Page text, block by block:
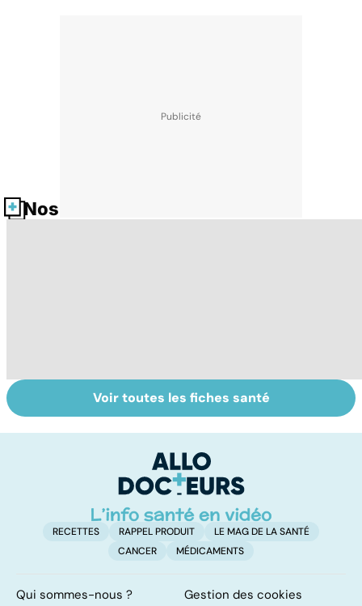
Nos fiches santé
Intoxications
alimentaires :
Votre santé en
vacances
Voir toutes les fiches santé
RECETTES RAPPEL PRODUIT
LE MAG DE LA SANTÉ
CANCER
MÉDICAMENTS
Qui sommes-nous ? Gestion des cookies